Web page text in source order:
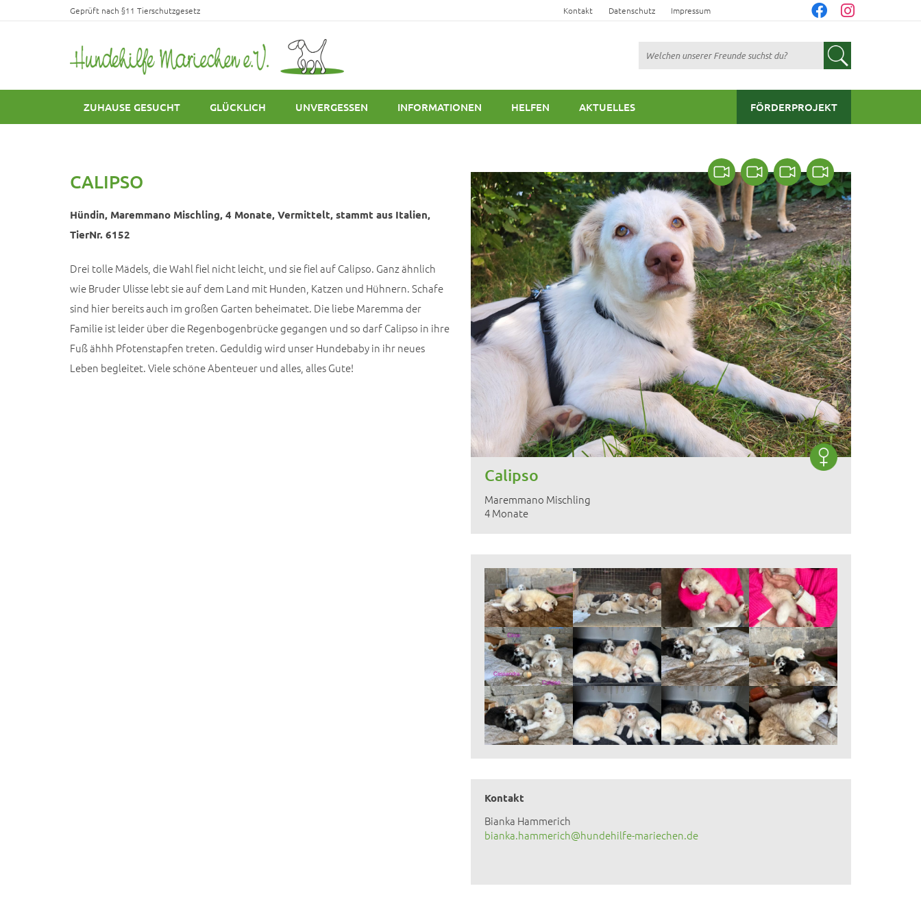
Geprüft nach §11 Tierschutzgesetz Kontakt Datenschutz Impressum
Suchen
ZUHAUSE GESUCHT GLÜCKLICH UNVERGESSEN INFORMATIONEN HELFEN AKTUELLES FÖRDERPROJEKT
CALIPSO
Hündin, Maremmano Mischling, 4 Monate, Vermittelt, stammt aus Italien,
TierNr. 6152
Drei tolle Mädels, die Wahl fiel nicht leicht, und sie fiel auf Calipso. Ganz ähnlich
wie Bruder Ulisse lebt sie auf dem Land mit Hunden, Katzen und Hühnern. Schafe
sind hier bereits auch im großen Garten beheimatet. Die liebe Maremma der
Familie ist leider über die Regenbogenbrücke gegangen und so darf Calipso in ihre
Fuß ähhh Pfotenstapfen treten. Geduldig wird unser Hundebaby in ihr neues
Leben begleitet. Viele schöne Abenteuer und alles, alles Gute!
Calipso
Maremmano Mischling
4 Monate
Kontakt
Bianka Hammerich
bianka.hammerich@hundehilfe-mariechen.de